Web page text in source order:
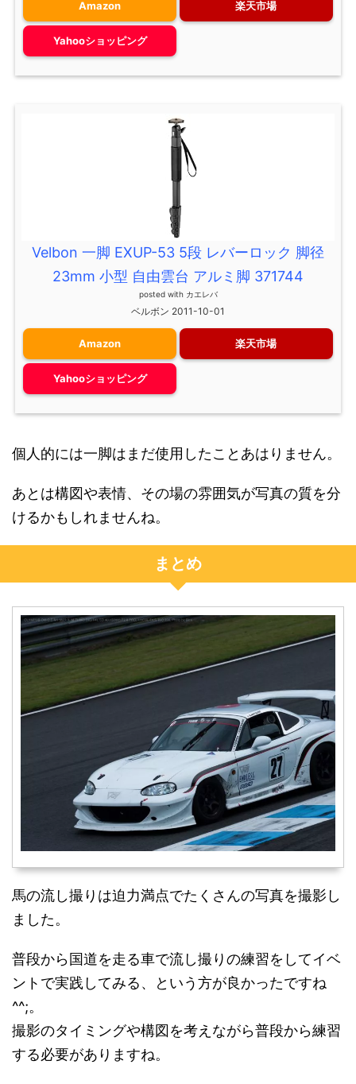
Amazon 楽天市場
Yahooショッピング
Velbon 一脚 EXUP-53 5段 レバーロック 脚径
23mm 小型 自由雲台 アルミ脚 371744
posted with カエレバ
ベルボン 2011-10-01
Amazon 楽天市場
Yahooショッピング
個人的には一脚はまだ使用したことあはりません。
あとは構図や表情、その場の雰囲気が写真の質を分
けるかもしれませんね。
まとめ
馬の流し撮りは迫力満点でたくさんの写真を撮影し
ました。
普段から国道を走る車で流し撮りの練習をしてイベ
ントで実践してみる、という方が良かったですね
^^;。
撮影のタイミングや構図を考えながら普段から練習
する必要がありますね。